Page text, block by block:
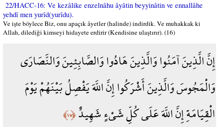
22/HACC-16: Ve kezâlike enzelnâhu âyâtin beyyinâtin ve ennallâhe
yehdî men yurîd(yurîdu).
Ve işte böylece Biz, onu apaçık âyetler (halinde) indirdik. Ve muhakkak ki
Allah, dilediği kimseyi hidayete erdirir (Kendisine ulaştırır). (16)
إِنَّ الَّذِينَ آمَنُوا وَالَّذِينَ هَادُوا وَالصَّابِئِينَ وَالنَّصَارَى
وَالْمَجُوسَ وَالَّذِينَ أَشْرَكُوا إِنَّ اللَّهَ يَفْصِلُ بَيْنَهُمْ يَوْمَ
الْقِيَامَةِ إِنَّ اللَّهَ عَلَى كُلِّ شَيْءٍ شَهِيدٌ﴿١٧﴾